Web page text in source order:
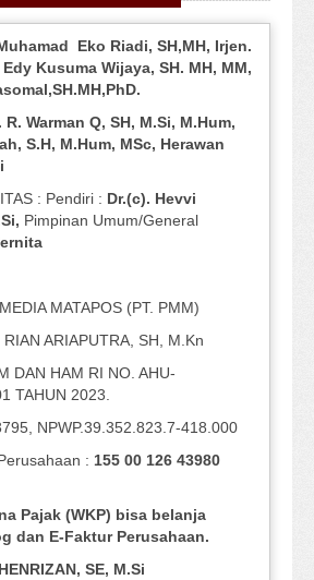
Eko Riadi, SH,MH, Irjen.
Kusuma Wijaya, SH. MH, MM,
R. Warman Q, SH, M.Si, M.Hum,
S.H, M.Hum, MSc, Herawan
: Pendiri : Dr.(c). Hevvi
, Pimpinan Umum/General
MATAPOS (PT. PMM)
ARIAPUTRA, SH, M.Kn
DAN HAM RI NO. AHU-
TAHUN 2023.
NPWP.39.352.823.7-418.000
: 155 00 126 43980
Pajak (WKP) bisa belanja
dan E-Faktur Perusahaan.
SE, M.Si